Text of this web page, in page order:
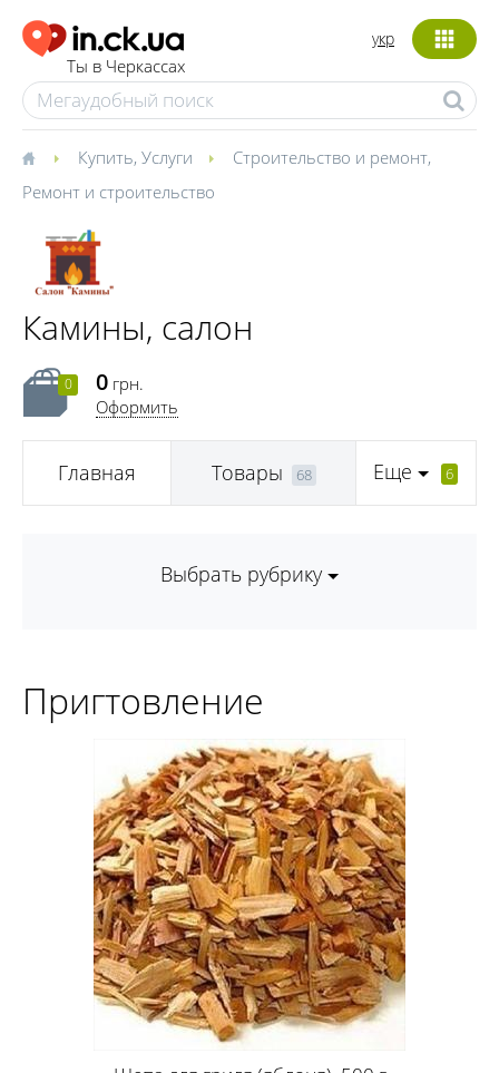
Ты в Черкассах
укр
Купить, Услуги Строительство и ремонт,
Ремонт и строительство
Камины, салон
0 0 грн.
Оформить
Главная Товары 68 Еще 6
Выбрать рубрику
Пригтовление